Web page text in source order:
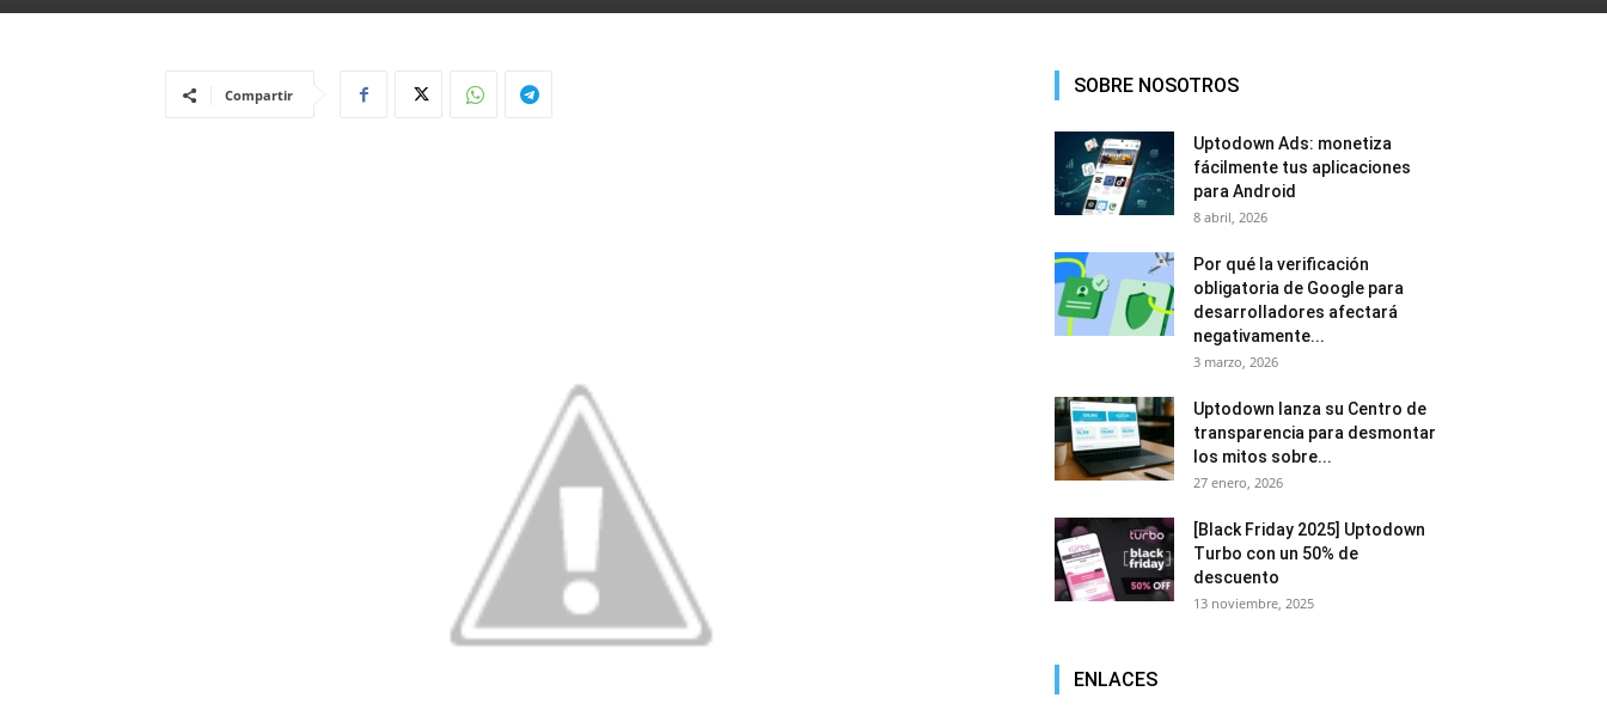
Compartir SOBRE NOSOTROS
Uptodown Ads: monetiza
fácilmente tus aplicaciones
para Android
8 abril, 2026
Por qué la verificación
obligatoria de Google para
desarrolladores afectará
negativamente...
3 marzo, 2026
Uptodown lanza su Centro de
transparencia para desmontar
los mitos sobre...
27 enero, 2026
[Black Friday 2025] Uptodown
Turbo con un 50% de
descuento
13 noviembre, 2025
ENLACES